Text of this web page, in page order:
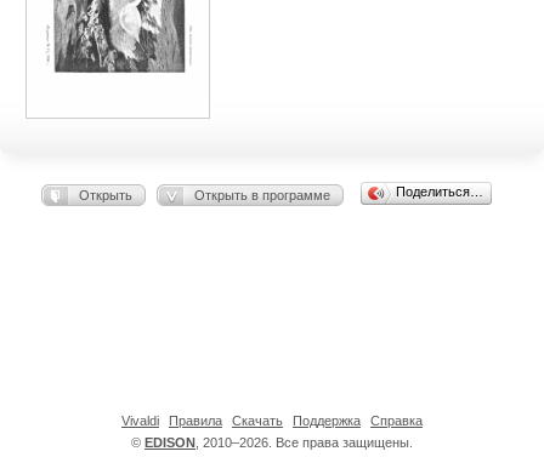
Открыть Открыть в программе Поделиться…
© EDISON , 2010–2026. Все права защищены.
Vivaldi Правила Скачать Поддержка Справка